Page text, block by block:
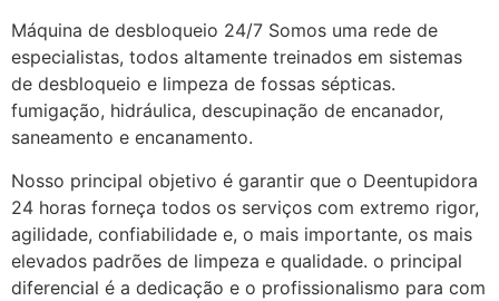
Máquina de desbloqueio 24/7 Somos uma rede de
especialistas, todos altamente treinados em sistemas
de desbloqueio e limpeza de fossas sépticas.
fumigação, hidráulica, descupinação de encanador,
saneamento e encanamento.
Nosso principal objetivo é garantir que o Deentupidora
24 horas forneça todos os serviços com extremo rigor,
agilidade, confiabilidade e, o mais importante, os mais
elevados padrões de limpeza e qualidade. o principal
diferencial é a dedicação e o profissionalismo para com